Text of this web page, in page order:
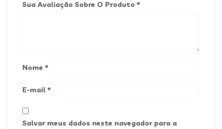
Sua Avaliação Sobre O Produto *
Nome *
E-mail *
Salvar meus dados neste navegador para a